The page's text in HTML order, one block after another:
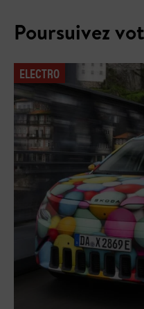
Poursuivez
ELECTRO